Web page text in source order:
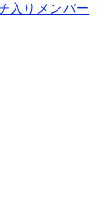
入りメンバー